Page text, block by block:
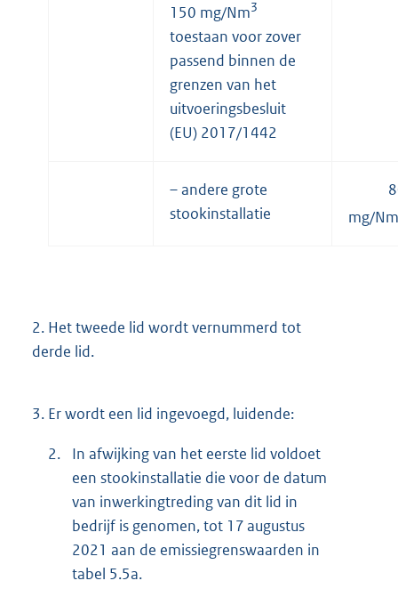
150 mg/Nm3
toestaan voor zover
passend binnen de
grenzen van het
uitvoeringsbesluit
(EU) 2017/1442
– andere grote
stookinstallatie
mg/Nm
2. Het tweede lid wordt vernummerd tot
derde lid.
3. Er wordt een lid ingevoegd, luidende:
2.
In afwijking van het eerste lid voldoet
een stookinstallatie die voor de datum
van inwerkingtreding van dit lid in
bedrijf is genomen, tot 17 augustus
2021 aan de emissiegrenswaarden in
tabel 5.5a.